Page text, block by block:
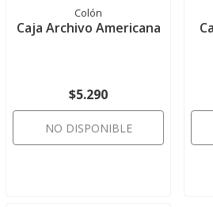
Colón
Caja Archivo Americana
$5.290
NO DISPONIBLE